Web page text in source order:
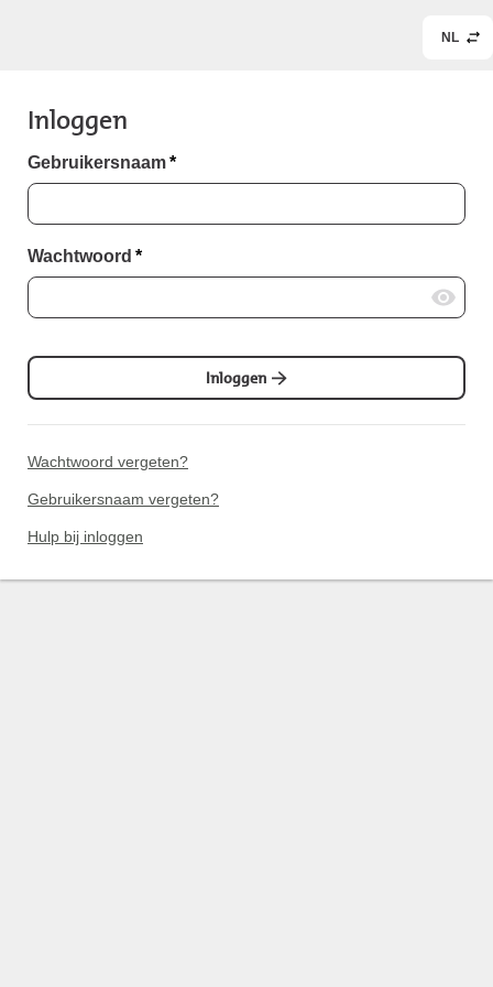
NL
Inloggen
Gebruikersnaam*
Wachtwoord *
Inloggen
Wachtwoord vergeten?
Gebruikersnaam vergeten?
Hulp bij inloggen